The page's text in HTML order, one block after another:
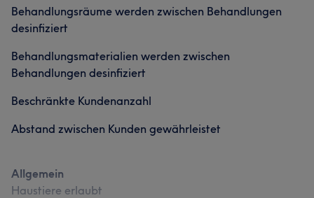
Behandlungsräume werden zwischen Behandlungen
desinfiziert
Behandlungsmaterialien werden zwischen
Behandlungen desinfiziert
Beschränkte Kundenanzahl
Abstand zwischen Kunden gewährleistet
Allgemein
Haustiere erlaubt